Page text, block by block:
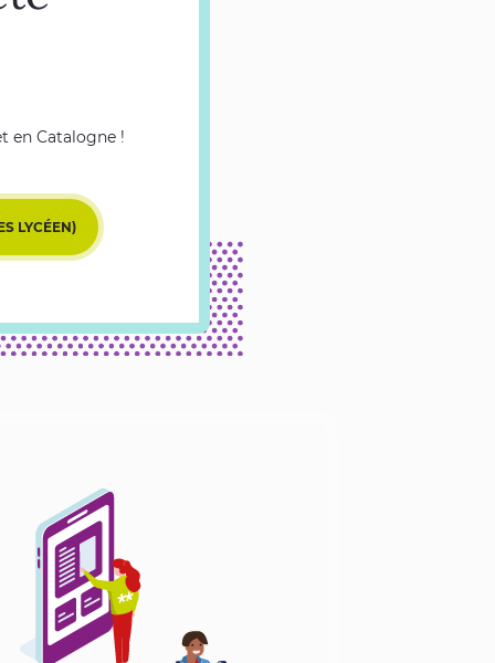
en Catalogne !
LYCÉEN)